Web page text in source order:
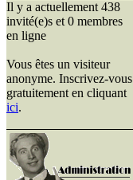
Il y a actuellement 438
invité(e)s et 0 membres
en ligne
Vous êtes un visiteur
anonyme. Inscrivez-vous
gratuitement en cliquant
ici.